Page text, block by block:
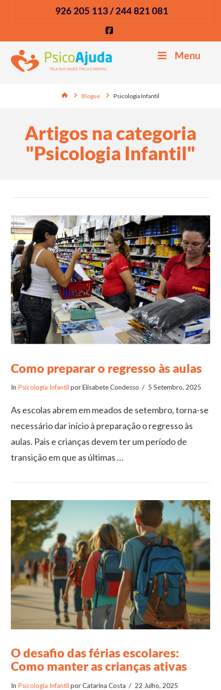
926 205 113 / 244 821 081
Menu
HomeBlogue Psicologia Infantil
Artigos na categoria
"Psicologia Infantil"
VIEW POST
Como preparar o regresso às aulas
In Psicologia Infantil por Elisabete Condesso 5 Setembro, 2025
As escolas abrem em meados de setembro, torna-se
necessário dar início à preparação o regresso às
aulas. Pais e crianças devem ter um período de
transição em que as últimas …
O desafio das férias escolares:
Como manter as crianças ativas
In Psicologia Infantil por Catarina Costa 22 Julho, 2025